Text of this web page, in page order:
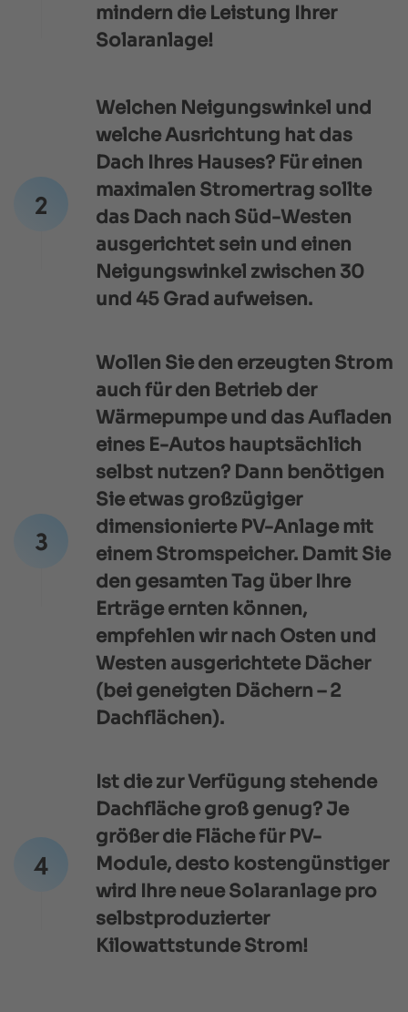
mindern die Leistung Ihrer
Solaranlage!
Welchen Neigungswinkel und
welche Ausrichtung hat das
Dach Ihres Hauses? Für einen
maximalen Stromertrag sollte
das Dach nach Süd-Westen
ausgerichtet sein und einen
Neigungswinkel zwischen 30
und 45 Grad aufweisen.
Wollen Sie den erzeugten Strom
auch für den Betrieb der
Wärmepumpe und das Aufladen
eines E-Autos hauptsächlich
selbst nutzen? Dann benötigen
Sie etwas großzügiger
dimensionierte PV-Anlage mit
einem Stromspeicher. Damit Sie
den gesamten Tag über Ihre
Erträge ernten können,
empfehlen wir nach Osten und
Westen ausgerichtete Dächer
(bei geneigten Dächern – 2
Dachflächen).
Ist die zur Verfügung stehende
Dachfläche groß genug? Je
größer die Fläche für PV-
Module, desto kostengünstiger
wird Ihre neue Solaranlage pro
selbstproduzierter
Kilowattstunde Strom!